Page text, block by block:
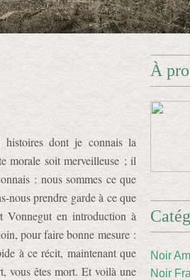
dont je connais la
morale soit merveilleuse ; il
: nous sommes ce que
nous prendre garde à ce que
Vonnegut en introduction à
pour faire bonne mesure :
à ce récit, maintenant que
vous êtes mort. Et voilà une
À
Noir
Noir